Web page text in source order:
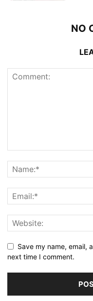
NO
Save my name, email,
next time I comment.